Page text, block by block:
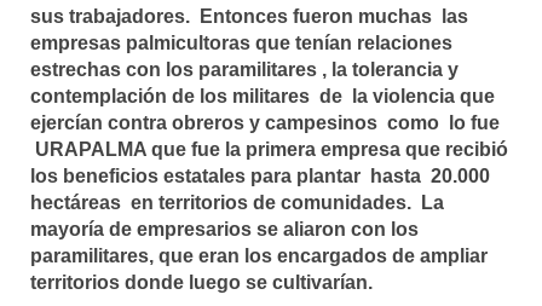
sus trabajadores. Entonces fueron muchas las
empresas palmicultoras que tenían relaciones
estrechas con los paramilitares , la tolerancia y
contemplación de los militares de la violencia que
ejercían contra obreros y campesinos como lo fue
URAPALMA que fue la primera empresa que recibió
los beneficios estatales para plantar hasta 20.000
hectáreas en territorios de comunidades. La
mayoría de empresarios se aliaron con los
paramilitares, que eran los encargados de ampliar
territorios donde luego se cultivarían.